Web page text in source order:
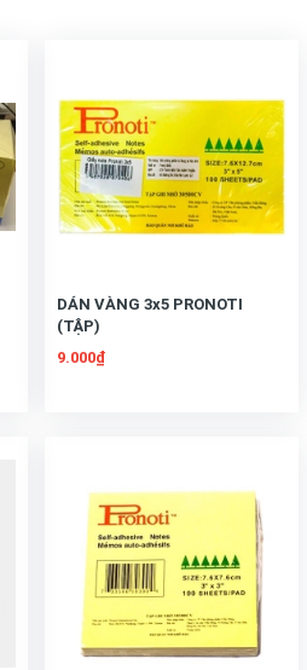
DÁN VÀNG 3x5 PRONOTI
(TẬP)
9.000₫